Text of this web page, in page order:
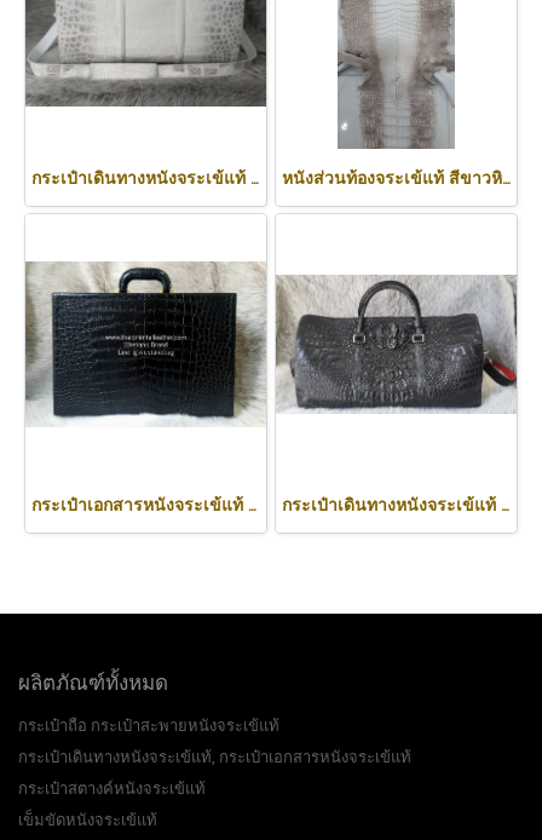
กระเป๋าเดินทางหนังจระเข้แท้ สีขาวหิมาลายัน สำหรับผู้ชาย. CODE: CRW501L หนังส่วนท้องจระเข้แท้ สีขาวหิมาลัย (Natural White Himalayan) : CR500SK-HIMA
กระเป๋าเอกสารหนังจระเข้แท้ สีดำ สำหรับผู้ชาย ทรง เจมส์ บอนด์ CODE: CRM433BR-BL กระเป๋าเดินทางหนังจระเข้แท้ ส่วนหลัง สีดำ สำหรับผู้ชาย. CODE: CRW503L
ผลิตภัณฑ์ทั้งหมด
กระเป๋าถือ กระเป๋าสะพายหนังจระเข้แท้
กระเป๋าเดินทางหนังจระเข้แท้, กระเป๋าเอกสารหนังจระเข้แท้
กระเป๋าสตางค์หนังจระเข้แท้
เข็มขัดหนังจระเข้แท้